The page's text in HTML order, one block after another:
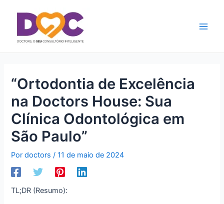
conteúdo
“Ortodontia de Excelência
na Doctors House: Sua
Clínica Odontológica em
São Paulo”
Pordoctors/11 de maio de 2024
TL;DR (Resumo):